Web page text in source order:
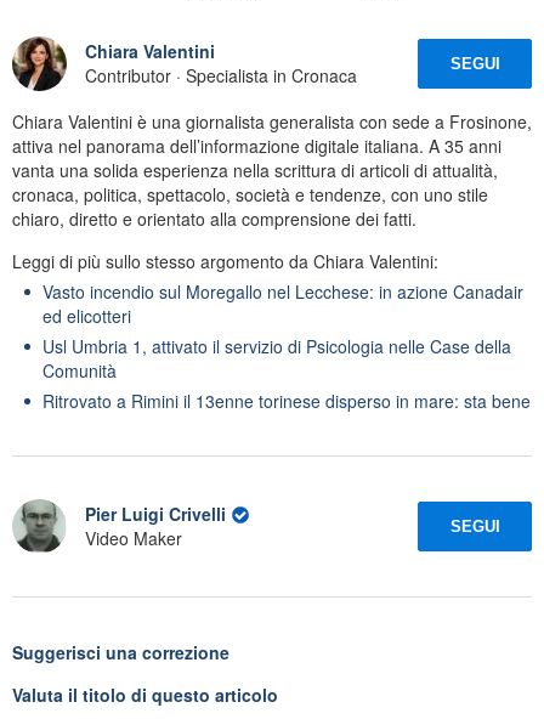
Chiara Valentini
Contributor · Specialista in Cronaca
SEGUI
Chiara Valentini è una giornalista generalista con sede a Frosinone,
attiva nel panorama dell’informazione digitale italiana. A 35 anni
vanta una solida esperienza nella scrittura di articoli di attualità,
cronaca, politica, spettacolo, società e tendenze, con uno stile
chiaro, diretto e orientato alla comprensione dei fatti.
Leggi di più sullo stesso argomento da Chiara Valentini:
Vasto incendio sul Moregallo nel Lecchese: in azione Canadair
ed elicotteri
Usl Umbria 1, attivato il servizio di Psicologia nelle Case della
Comunità
Ritrovato a Rimini il 13enne torinese disperso in mare: sta bene
Pier Luigi Crivelli
Video Maker
SEGUI
Suggerisci una correzione
Valuta il titolo di questo articolo